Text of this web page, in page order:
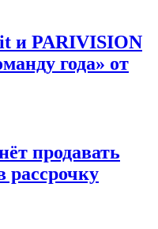
и PARIVISION
года» от
продавать
рассрочку